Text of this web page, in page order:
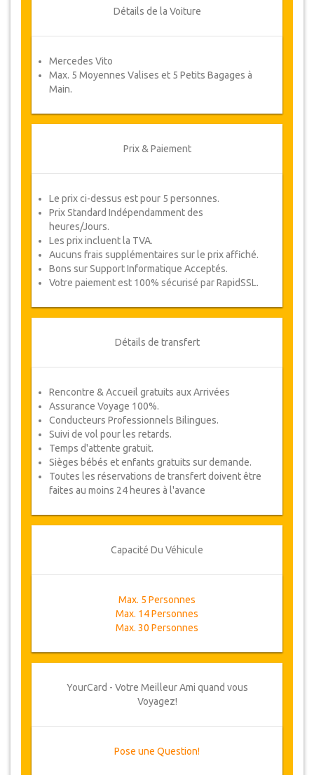
ou un remboursement complet.
Une fois votre paiement effectué, vous serez
redirigé vers détails YourCard pour entrer vos
votre Coupon de service automatiquement.
Détails de la Voiture
Mercedes Vito
Max. 5 Moyennes Valises et 5 Petits Bagages à
Main.
Prix & Paiement
Le prix ci-dessus est pour 5 personnes.
Prix Standard Indépendamment des
heures/Jours.
Les prix incluent la TVA.
Aucuns frais supplémentaires sur le prix affiché.
Bons sur Support Informatique Acceptés.
Votre paiement est 100% sécurisé par RapidSSL.
Détails de transfert
Rencontre & Accueil gratuits aux Arrivées
Assurance Voyage 100%.
Conducteurs Professionnels Bilingues.
Suivi de vol pour les retards.
Temps d'attente gratuit.
Sièges bébés et enfants gratuits sur demande.
Toutes les réservations de transfert doivent être
faites au moins 24 heures à l'avance
Capacité Du Véhicule
Max. 5 Personnes
Max. 14 Personnes
Max. 30 Personnes
YourCard - Votre Meilleur Ami quand vous
Voyagez!
Pose une Question!